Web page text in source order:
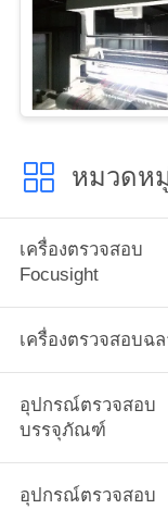
หมวดห
เครื่องตรวจสอบ
Focusight
เครื่องตรวจสอบฉ
อุปกรณ์ตรวจสอบ
บรรจุภัณฑ์
อุปกรณ์ตรวจสอบ